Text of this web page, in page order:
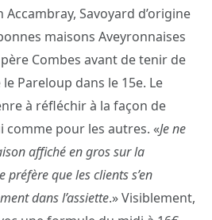
Accambray, Savoyard d’origine
maisons Aveyronnaises
Combes avant de tenir de
Pareloup dans le 15e. Le
à réfléchir à la façon de
comme pour les autres. «Je ne
affiché en gros sur la
que les clients s’en
dans l’assiette.» Visiblement,